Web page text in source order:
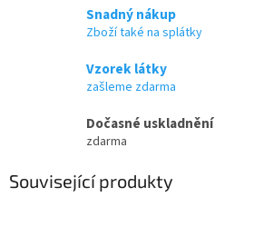
Snadný nákup
Zboží také na splátky
Vzorek látky
zašleme zdarma
Dočasné uskladnění
zdarma
Související produkty